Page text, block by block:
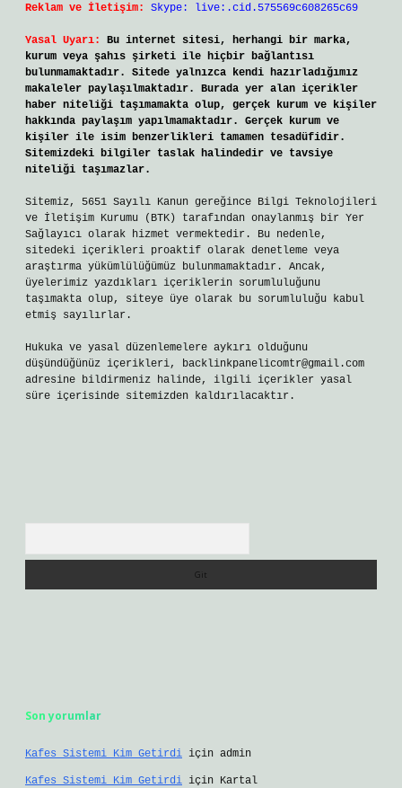
Reklam ve İletişim: Skype: live:.cid.575569c608265c69
Yasal Uyarı:
Bu internet sitesi, herhangi bir marka,
kurum veya şahıs şirketi ile hiçbir bağlantısı
bulunmamaktadır. Sitede yalnızca kendi hazırladığımız
makaleler paylaşılmaktadır. Burada yer alan içerikler
haber niteliği taşımamakta olup, gerçek kurum ve kişiler
hakkında paylaşım yapılmamaktadır. Gerçek kurum ve
kişiler ile isim benzerlikleri tamamen tesadüfidir.
Sitemizdeki bilgiler taslak halindedir ve tavsiye
niteliği taşımazlar.
Sitemiz, 5651 Sayılı Kanun gereğince Bilgi Teknolojileri
ve İletişim Kurumu (BTK) tarafından onaylanmış bir Yer
Sağlayıcı olarak hizmet vermektedir. Bu nedenle,
sitedeki içerikleri proaktif olarak denetleme veya
araştırma yükümlülüğümüz bulunmamaktadır. Ancak,
üyelerimiz yazdıkları içeriklerin sorumluluğunu
taşımakta olup, siteye üye olarak bu sorumluluğu kabul
etmiş sayılırlar.
Hukuka ve yasal düzenlemelere aykırı olduğunu
düşündüğünüz içerikleri, backlinkpanelicomtr@gmail.com
adresine bildirmeniz halinde, ilgili içerikler yasal
süre içerisinde sitemizden kaldırılacaktır.
Son yorumlar
Kafes Sistemi Kim Getirdi için admin
Kafes Sistemi Kim Getirdi için Kartal